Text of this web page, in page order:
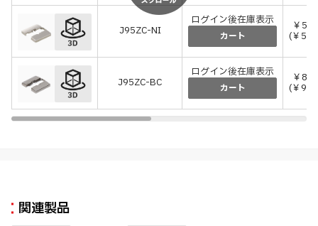
J95ZC-NI
ログイン後在庫表示
カート
￥
(￥
J95ZC-BC
ログイン後在庫表示
カート
￥
(￥
関連製品